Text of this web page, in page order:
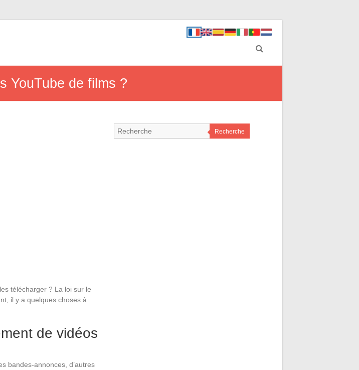
YouTube de films ?
télécharger ? La loi sur le
il y a quelques choses à
de vidéos
bandes-annonces, d’autres
Recherche